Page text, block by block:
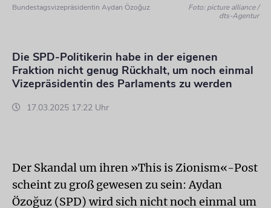
Bundestagsvizepräsidentin Aydan Özoğuz
Foto: picture alliance /
dts-Agentur
Die SPD-Politikerin habe in der eigenen
Fraktion nicht genug Rückhalt, um noch einmal
Vizepräsidentin des Parlaments zu werden
17.03.2025 17:22 Uhr
Der Skandal um ihren »This is Zionism«-Post
scheint zu groß gewesen zu sein: Aydan
Özoğuz (SPD) wird sich nicht noch einmal um